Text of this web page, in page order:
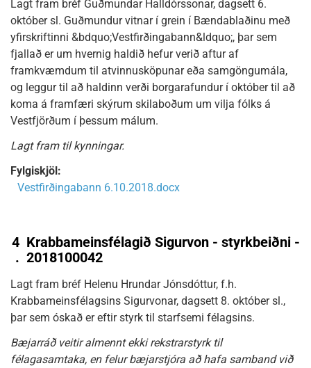
Lagt fram bréf Guðmundar Halldórssonar, dagsett 6.
október sl. Guðmundur vitnar í grein í Bændablaðinu með
yfirskriftinni &bdquo;Vestfirðingabann&ldquo;, þar sem
fjallað er um hvernig haldið hefur verið aftur af
framkvæmdum til atvinnusköpunar eða samgöngumála,
og leggur til að haldinn verði borgarafundur í október til að
koma á framfæri skýrum skilaboðum um vilja fólks á
Vestfjörðum í þessum málum.
Lagt fram til kynningar.
Fylgiskjöl:
Vestfirðingabann 6.10.2018.docx
4
.
Krabbameinsfélagið Sigurvon - styrkbeiðni -
2018100042
Lagt fram bréf Helenu Hrundar Jónsdóttur, f.h.
Krabbameinsfélagsins Sigurvonar, dagsett 8. október sl.,
þar sem óskað er eftir styrk til starfsemi félagsins.
Bæjarráð veitir almennt ekki rekstrarstyrk til
félagasamtaka, en felur bæjarstjóra að hafa samband við